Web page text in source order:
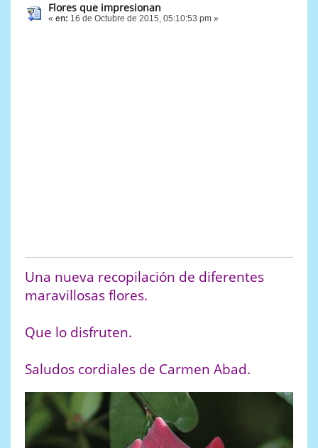
Flores que impresionan
« en: 16 de Octubre de 2015, 05:10:53 pm »
Una nueva recopilación de diferentes
maravillosas flores.
Que lo disfruten.
Saludos cordiales de Carmen Abad.